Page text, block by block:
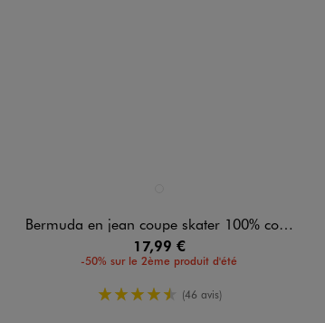
Bermuda en jean coupe skater 100% coton garçon
17,99 €
-50% sur le 2ème produit d'été
4.5/5 de moyenne
(46 avis)